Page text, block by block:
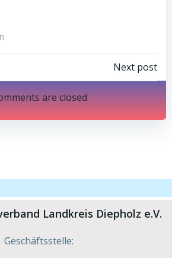
Post
navigation
Next post
are closed
Landkreis Diepholz e.V.
Geschäftsstelle: